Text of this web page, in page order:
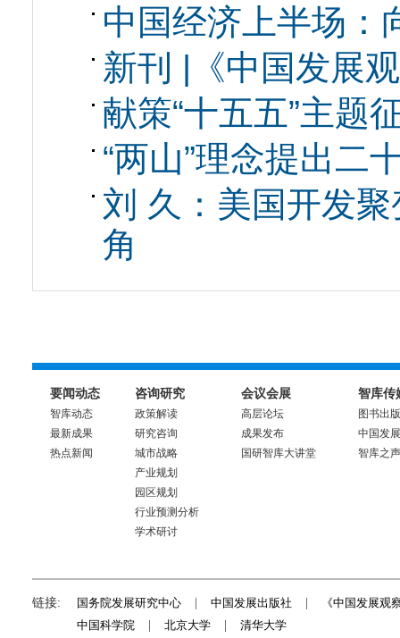
中国经济上半场：
新刊 |《中国发展
献策“十五五”主题
“两山”理念提出二
刘 久：美国开发
角
要闻动态
智库动态
最新成果
热点新闻
咨询研究
政策解读
研究咨询
城市战略
产业规划
园区规划
行业预测分析
学术研讨
会议会展
高层论坛
成果发布
国研智库大讲堂
智库传
图书出版
中国发
智库之声
链接: 国务院发展研究中心 中国发展出版社
《中国发展观
中国科学院
北京大学 清华大学